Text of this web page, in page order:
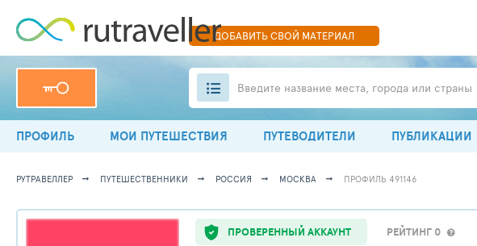
ДОБАВИТЬСВОЙ МАТЕРИАЛ
Введите название места, города или страны
ПРОФИЛЬ МОИ ПУТЕШЕСТВИЯ ПУТЕВОДИТЕЛИ ПУБЛИКАЦИИ
РУТРАВЕЛЛЕР ПУТЕШЕСТВЕННИКИ РОССИЯ МОСКВА ПРОФИЛЬ 491146
ПРОВЕРЕННЫЙ АККАУНТ РЕЙТИНГ 0